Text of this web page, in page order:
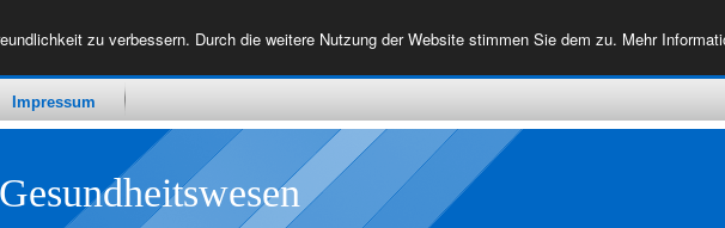
zu verbessern. Durch die weitere Nutzung der Website stimmen Sie dem zu. Mehr
Impressum